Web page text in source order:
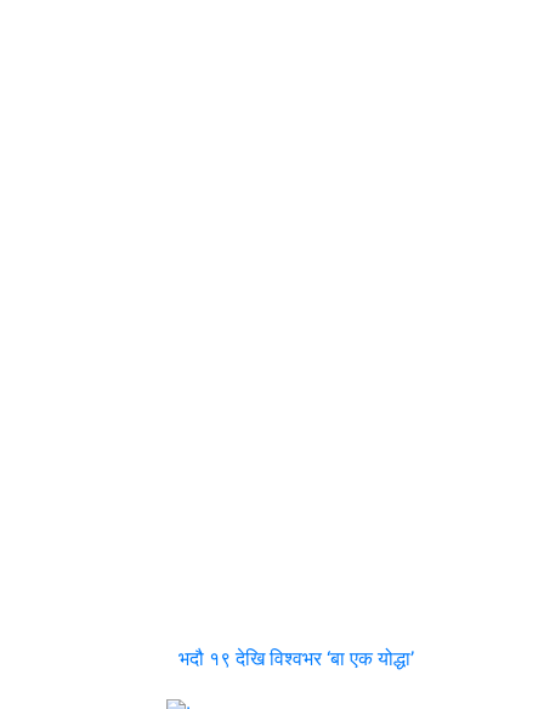
भदौ १९ देखि विश्वभर ‘बा एक योद्धा’